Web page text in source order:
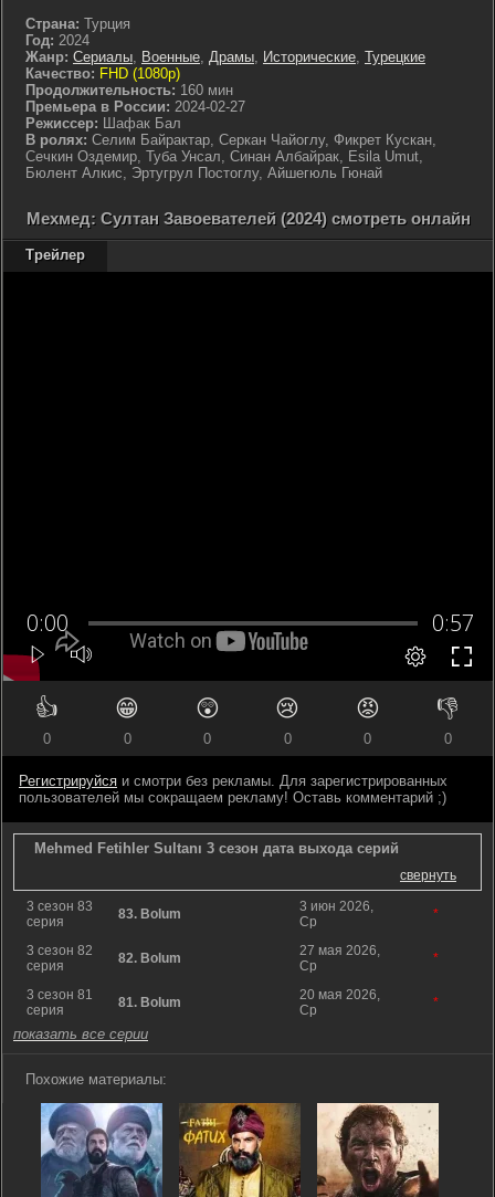
Страна: Турция
Год: 2024
Жанр: Сериалы, Военные, Драмы, Исторические, Турецкие
Качество: FHD (1080p)
Продолжительность: 160 мин
Премьера в России: 2024-02-27
Режиссер: Шафак Бал
В ролях: Селим Байрактар, Серкан Чайоглу, Фикрет Кускан,
Сечкин Оздемир, Туба Унсал, Синан Албайрак, Esila Umut,
Бюлент Алкис, Эртугрул Постоглу, Айшегюль Гюнай
Мехмед: Султан Завоевателей (2024) смотреть онлайн
Трейлер
👍
0
😁
0
😲
0
😢
0
😡
0
👎
0
Регистрируйся и смотри без рекламы. Для зарегистрированных
пользователей мы сокращаем рекламу! Оставь комментарий ;)
Mehmed Fetihler Sultanı 3 сезон дата выхода серий
свернуть
3 сезон 83
серия
83. Bolum
3 июн 2026,
Ср
*
3 сезон 82
серия
82. Bolum
27 мая 2026,
Ср
*
3 сезон 81
серия
81. Bolum
20 мая 2026,
Ср
*
показать все серии
Похожие материалы: